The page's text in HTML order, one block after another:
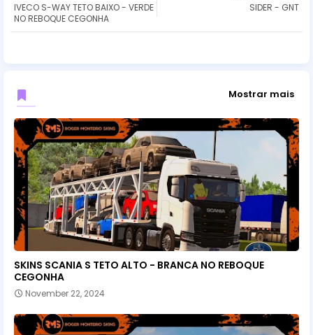
SIDER - GNT
IVECO S-WAY TETO BAIXO - VERDE
NO REBOQUE CEGONHA
Mostrar mais
SKINS SCANIA S TETO ALTO - BRANCA NO REBOQUE
CEGONHA
November 22, 2024